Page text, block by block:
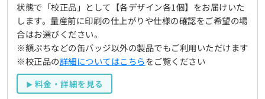
状態で「校正品」として【各デザイン各1個】をお届けいた
します。量産前に印刷の仕上がりや仕様の確認をご希望の場
合はお選びください。
※額ぷちなどの缶バッジ以外の製品でもご利用いただけます
※校正品の詳細についてはこちらをご覧ください
料金・詳細を見る